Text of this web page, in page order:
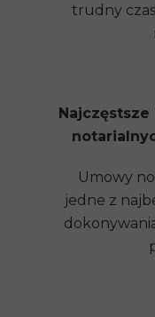
trudny
Najczęstsze
Umowy
jedne z